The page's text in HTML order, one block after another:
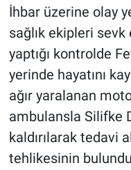
İhbar üzerine olay
sağlık ekipleri
yaptığı kontrolde
yerinde hayatını
ağır yaralanan
ambulansla Silifke
kaldırılarak tedavi
tehlikesinin